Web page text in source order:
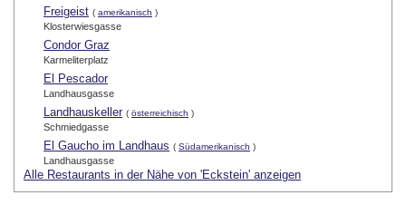
Freigeist ( amerikanisch )
Klosterwiesgasse
Condor Graz
Karmeliterplatz
El Pescador
Landhausgasse
Landhauskeller ( österreichisch )
Schmiedgasse
El Gaucho im Landhaus ( Südamerikanisch )
Landhausgasse
Alle Restaurants in der Nähe von 'Eckstein' anzeigen